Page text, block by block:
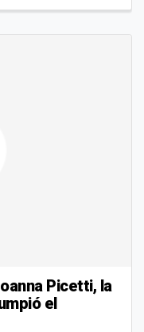
Picetti, la
el